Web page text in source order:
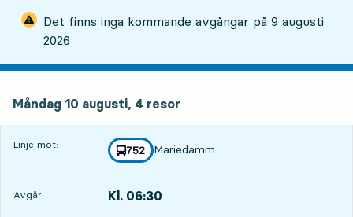
Det finns inga kommande avgångar på9 augusti
2026
Måndag 10 augusti, 4 resor
Linje mot: linje
752
mot
Mariedamm
,
Avgår: Kl. 06:30